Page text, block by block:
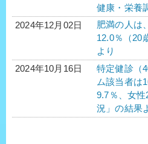
健康・栄養
2024年12月02日
肥満の人は
12.0％（20
より
2024年10月16日
特定健診（
ム該当者は
9.7％、女
況」の結果